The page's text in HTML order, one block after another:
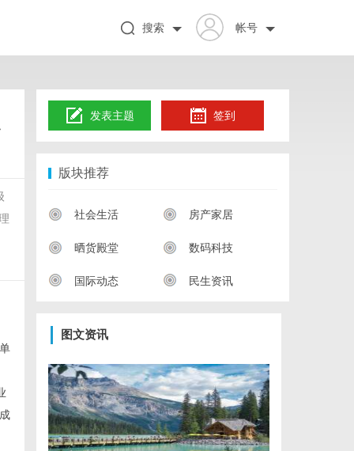
帐号
搜索
发表主题 签到
版块推荐
社会生活 房产家居
晒货殿堂 数码科技
国际动态 民生资讯
图文资讯